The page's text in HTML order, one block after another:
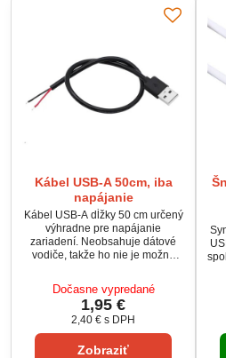
Kábel USB-A 50cm, iba
napájanie
Kábel USB-A dĺžky 50 cm určený
výhradne pre napájanie
zariadení. Neobsahuje dátové
vodiče, takže ho nie je možné
ventilátorov a iného
príslušenstva. Minimalizuje riziko
neoprávneného pripojenia k
dátovým portom.
Dočasne vypredané
1,95 €
2,40 € s DPH
Zobraziť